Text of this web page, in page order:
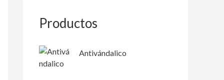
Productos
Antivándalico